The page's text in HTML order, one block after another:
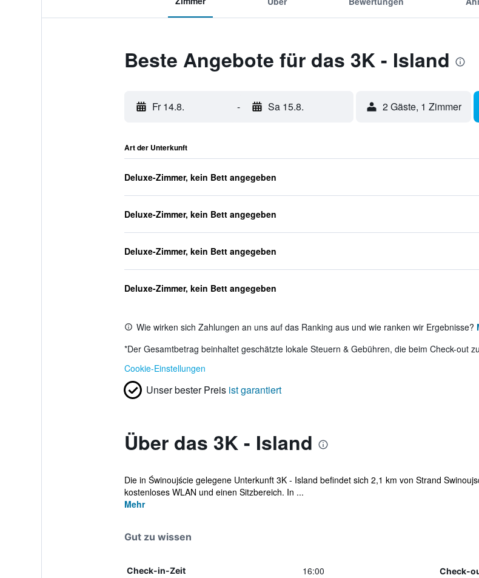
Beste Angebote für das 3K - Island
Fr 14.8. - Sa 15.8. 2 Gäste, 1 Zimmer
Art der Unterkunft
Deluxe-Zimmer, kein Bett angegeben
Deluxe-Zimmer, kein Bett angegeben
Deluxe-Zimmer, kein Bett angegeben
Deluxe-Zimmer, kein Bett angegeben
Wie wirken sich Zahlungen an uns auf das Ranking aus und wie ranken wir Ergebnisse?
*Der Gesamtbetrag beinhaltet geschätzte lokale Steuern & Gebühren, die beim Check-out
Cookie-Einstellungen
Unser bester Preis ist garantiert
Über das 3K - Island
Die in Świnoujście gelegene Unterkunft 3K - Island befindet sich 2,1 km von Strand
kostenloses WLAN und einen Sitzbereich. In ...
Mehr
Gut zu wissen
Check-in-Zeit 16:00 Check-